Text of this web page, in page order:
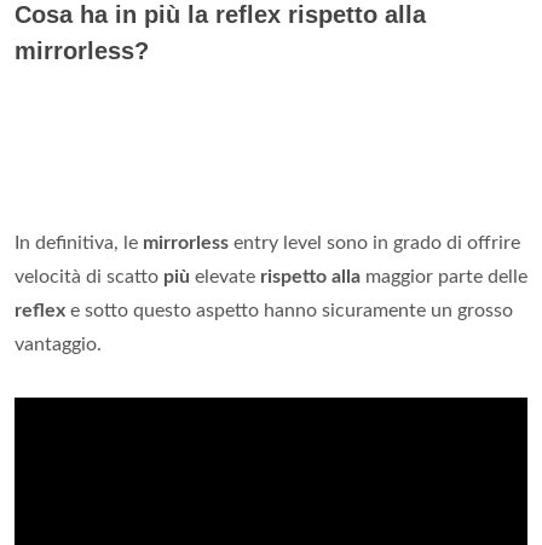
Cosa ha in più la reflex rispetto alla
mirrorless?
In definitiva, le mirrorless entry level sono in grado di offrire
velocità di scatto più elevate rispetto alla maggior parte delle
reflex e sotto questo aspetto hanno sicuramente un grosso
vantaggio.